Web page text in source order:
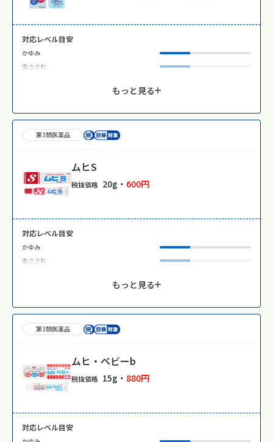
対応レベル目安
かゆみ
虫さされ
もっと見る
第3類医薬品
ムヒS
税抜価格 20g・ 600円
対応レベル目安
かゆみ
虫さされ
もっと見る
第3類医薬品
ムヒ・ベビーb
税抜価格 15g・ 880円
対応レベル目安